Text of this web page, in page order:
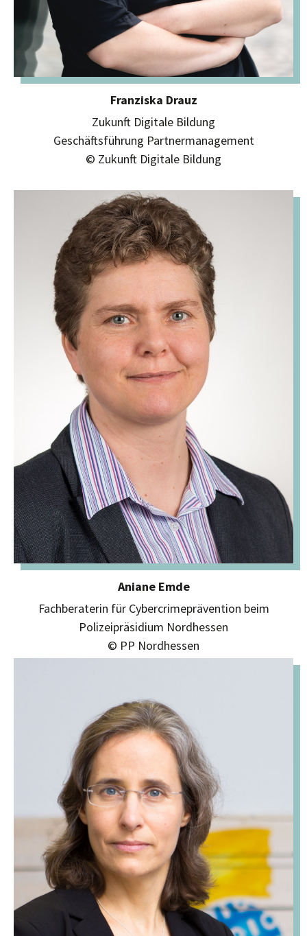
Franziska Drauz
Zukunft Digitale Bildung
Geschäftsführung Partnermanagement
© Zukunft Digitale Bildung
Aniane Emde
Fachberaterin für Cybercrimeprävention beim
Polizeipräsidium Nordhessen
© PP Nordhessen